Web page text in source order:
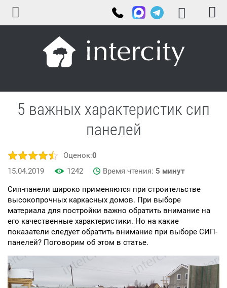
5 важных характеристик сип
панелей
Оценок:0
15.04.2019
1242 Время чтения: 5 минут
Сип-панели широко применяются при строительстве
высокопрочных каркасных домов. При выборе
материала для постройки важно обратить внимание на
его качественные характеристики. Но на какие
показатели следует обратить внимание при выборе СИП-
панелей? Поговорим об этом в статье.